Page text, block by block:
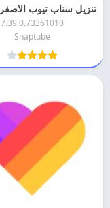
7.39.0.73361010
Snaptube